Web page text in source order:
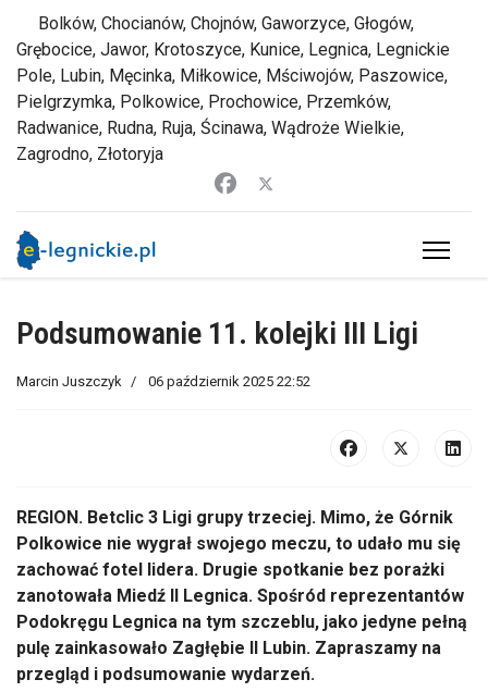
Bolków, Chocianów, Chojnów, Gaworzyce, Głogów,
Grębocice, Jawor, Krotoszyce, Kunice, Legnica, Legnickie
Pole, Lubin, Męcinka, Miłkowice, Mściwojów, Paszowice,
Pielgrzymka, Polkowice, Prochowice, Przemków,
Radwanice, Rudna, Ruja, Ścinawa, Wądroże Wielkie,
Zagrodno, Złotoryja
Podsumowanie 11. kolejki III Ligi
Marcin Juszczyk 06 październik 2025 22:52
REGION. Betclic 3 Ligi grupy trzeciej. Mimo, że Górnik
Polkowice nie wygrał swojego meczu, to udało mu się
zachować fotel lidera. Drugie spotkanie bez porażki
zanotowała Miedź II Legnica. Spośród reprezentantów
Podokręgu Legnica na tym szczeblu, jako jedyne pełną
pulę zainkasowało Zagłębie II Lubin. Zapraszamy na
przegląd i podsumowanie wydarzeń.